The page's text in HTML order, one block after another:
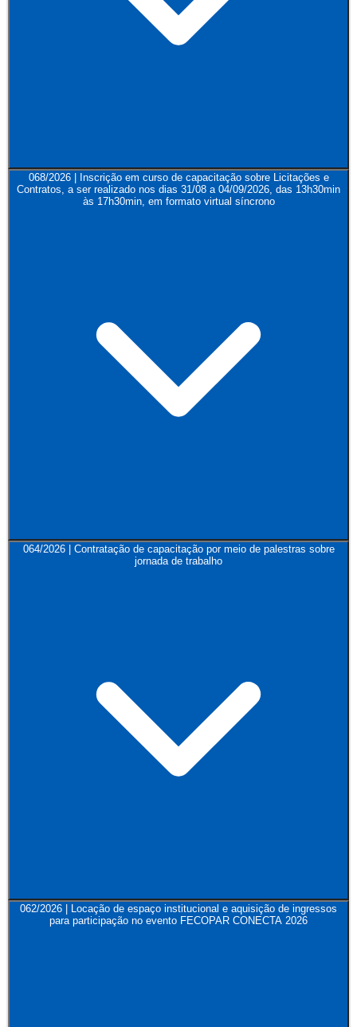
068/2026 | Inscrição em curso de capacitação sobre Licitações e
Contratos, a ser realizado nos dias 31/08 a 04/09/2026, das 13h30min
às 17h30min, em formato virtual síncrono
064/2026 | Contratação de capacitação por meio de palestras sobre
jornada de trabalho
062/2026 | Locação de espaço institucional e aquisição de ingressos
para participação no evento FECOPAR CONECTA 2026